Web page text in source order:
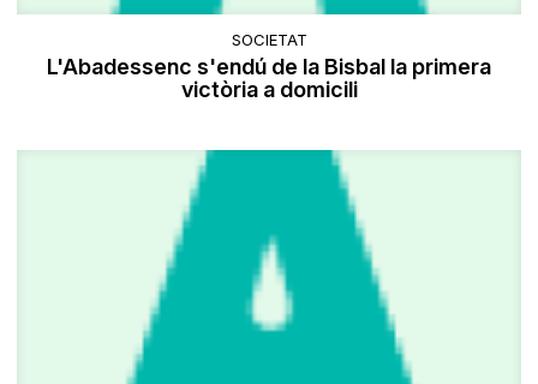
SOCIETAT
L'Abadessenc s'endú de la Bisbal la primera
victòria a domicili